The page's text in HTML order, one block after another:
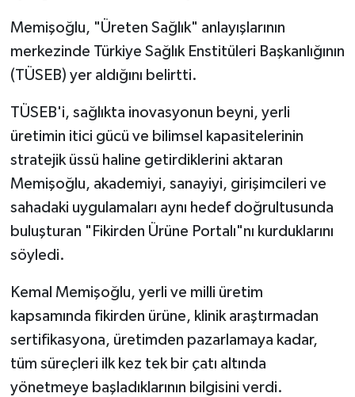
Memişoğlu, "Üreten Sağlık" anlayışlarının
merkezinde Türkiye Sağlık Enstitüleri Başkanlığının
(TÜSEB) yer aldığını belirtti.
TÜSEB'i, sağlıkta inovasyonun beyni, yerli
üretimin itici gücü ve bilimsel kapasitelerinin
stratejik üssü haline getirdiklerini aktaran
Memişoğlu, akademiyi, sanayiyi, girişimcileri ve
sahadaki uygulamaları aynı hedef doğrultusunda
buluşturan "Fikirden Ürüne Portalı"nı kurduklarını
söyledi.
Kemal Memişoğlu, yerli ve milli üretim
kapsamında fikirden ürüne, klinik araştırmadan
sertifikasyona, üretimden pazarlamaya kadar,
tüm süreçleri ilk kez tek bir çatı altında
yönetmeye başladıklarının bilgisini verdi.